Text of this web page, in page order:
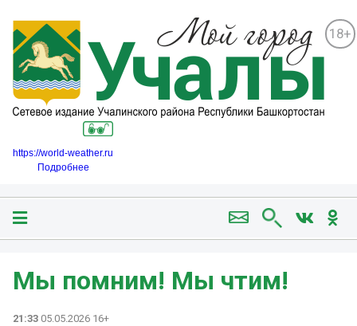
18+
https://world-weather.ru
Подробнее
️Мы помним! Мы чтим!
21:33 05.05.2026 16+